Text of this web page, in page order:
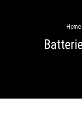
Home